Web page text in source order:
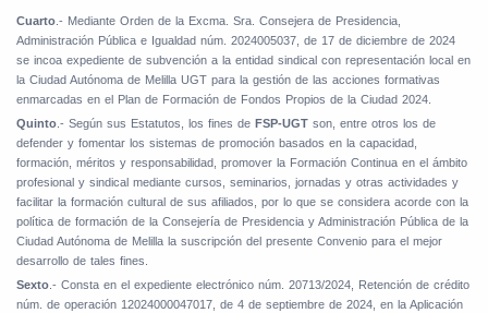
Cuarto .- Mediante Orden de la Excma. Sra. Consejera de Presidencia,
Administración Pública e Igualdad núm. 2024005037, de 17 de diciembre de 2024
se incoa expediente de subvención a la entidad sindical con representación local en
la Ciudad Autónoma de Melilla UGT para la gestión de las acciones formativas
enmarcadas en el Plan de Formación de Fondos Propios de la Ciudad 2024.
Quinto .- Según sus Estatutos, los fines de FSP-UGT son, entre otros los de
defender y fomentar los sistemas de promoción basados en la capacidad,
formación, méritos y responsabilidad, promover la Formación Continua en el ámbito
profesional y sindical mediante cursos, seminarios, jornadas y otras actividades y
facilitar la formación cultural de sus afiliados, por lo que se considera acorde con la
política de formación de la Consejería de Presidencia y Administración Pública de la
Ciudad Autónoma de Melilla la suscripción del presente Convenio para el mejor
desarrollo de tales fines.
Sexto .- Consta en el expediente electrónico núm. 20713/2024, Retención de crédito
núm. de operación 12024000047017, de 4 de septiembre de 2024, en la Aplicación